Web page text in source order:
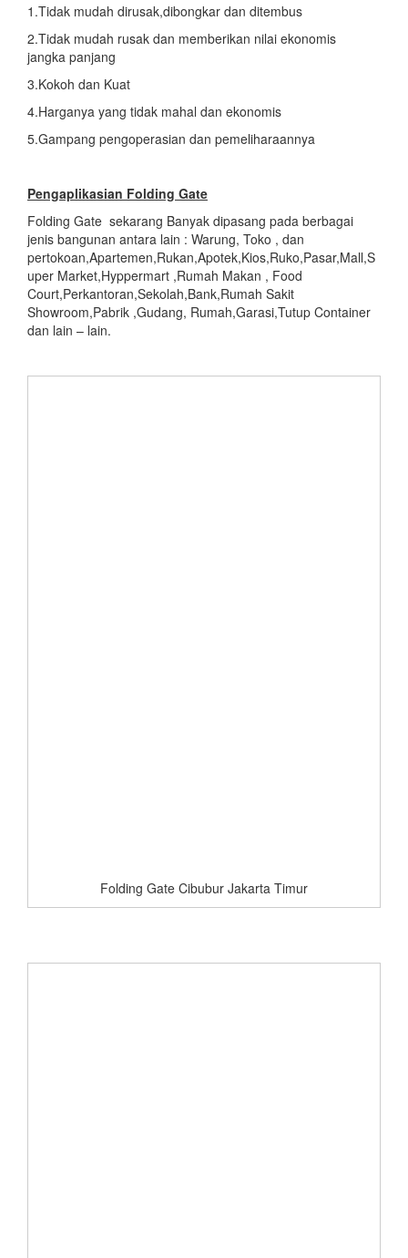
1.Tidak mudah dirusak,dibongkar dan ditembus
2.Tidak mudah rusak dan memberikan nilai ekonomis
jangka panjang
3.Kokoh dan Kuat
4.Harganya yang tidak mahal dan ekonomis
5.Gampang pengoperasian dan pemeliharaannya
Pengaplikasian Folding Gate
Folding Gate sekarang Banyak dipasang pada berbagai
jenis bangunan antara lain : Warung, Toko , dan
pertokoan,Apartemen,Rukan,Apotek,Kios,Ruko,Pasar,Mall,S
uper Market,Hyppermart ,Rumah Makan , Food
Court,Perkantoran,Sekolah,Bank,Rumah Sakit
Showroom,Pabrik ,Gudang, Rumah,Garasi,Tutup Container
dan lain – lain.
Folding Gate Cibubur Jakarta Timur